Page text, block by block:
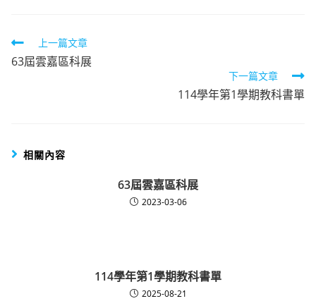
Read
more
上一篇文章
63屆雲嘉區科展
下一篇文章
114學年第1學期教科書單
相關內容
63屆雲嘉區科展
2023-03-06
114學年第1學期教科書單
2025-08-21